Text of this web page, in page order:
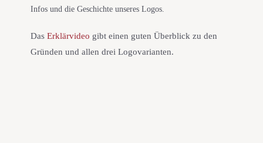
Infos und die Geschichte unseres Logos.
DasErklärvideo gibt einen guten Überblick zu den
Gründen und allen drei Logovarianten.